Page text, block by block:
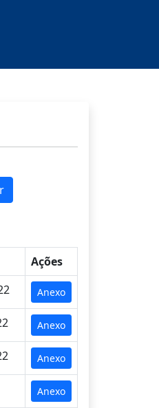
Ações
Anexo
Anexo
Anexo
Anexo